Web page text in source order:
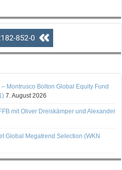
Montrusco Bolton Global Equity Fund
7. August 2026
mit Oliver Dreiskämper und Alexander
Global Megatrend Selection (WKN